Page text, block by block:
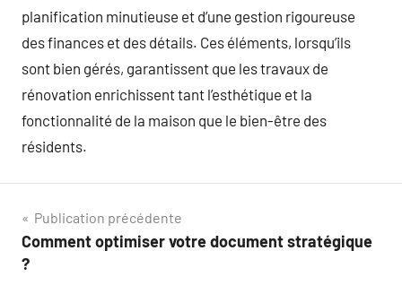
planification minutieuse et d’une gestion rigoureuse
des finances et des détails. Ces éléments, lorsqu’ils
sont bien gérés, garantissent que les travaux de
rénovation enrichissent tant l’esthétique et la
fonctionnalité de la maison que le bien-être des
résidents.
Navigation
de
Publication précédente
Comment optimiser votre document stratégique
?